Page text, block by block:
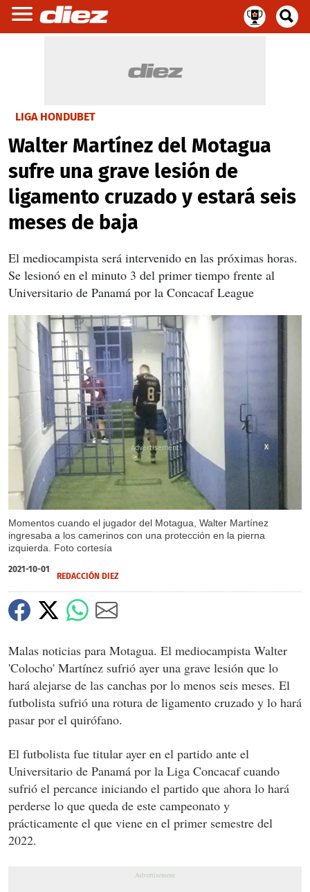
LIGA HONDUBET
Walter Martínez del Motagua
sufre una grave lesión de
ligamento cruzado y estará seis
meses de baja
El mediocampista será intervenido en las próximas horas.
Se lesionó en el minuto 3 del primer tiempo frente al
Universitario de Panamá por la Concacaf League
Momentos cuando el jugador del Motagua, Walter Martínez
ingresaba a los camerinos con una protección en la pierna
izquierda. Foto cortesía
X
2021-10-01
REDACCIÓN DIEZ
Malas noticias para Motagua. El mediocampista Walter
'Colocho' Martínez sufrió ayer una grave lesión que lo
hará alejarse de las canchas por lo menos seis meses. El
futbolista sufrió una rotura de ligamento cruzado y lo hará
pasar por el quirófano.
El futbolista fue titular ayer en el partido ante el
Universitario de Panamá por la Liga Concacaf cuando
sufrió el percance iniciando el partido que ahora lo hará
perderse lo que queda de este campeonato y
prácticamente el que viene en el primer semestre del
2022.